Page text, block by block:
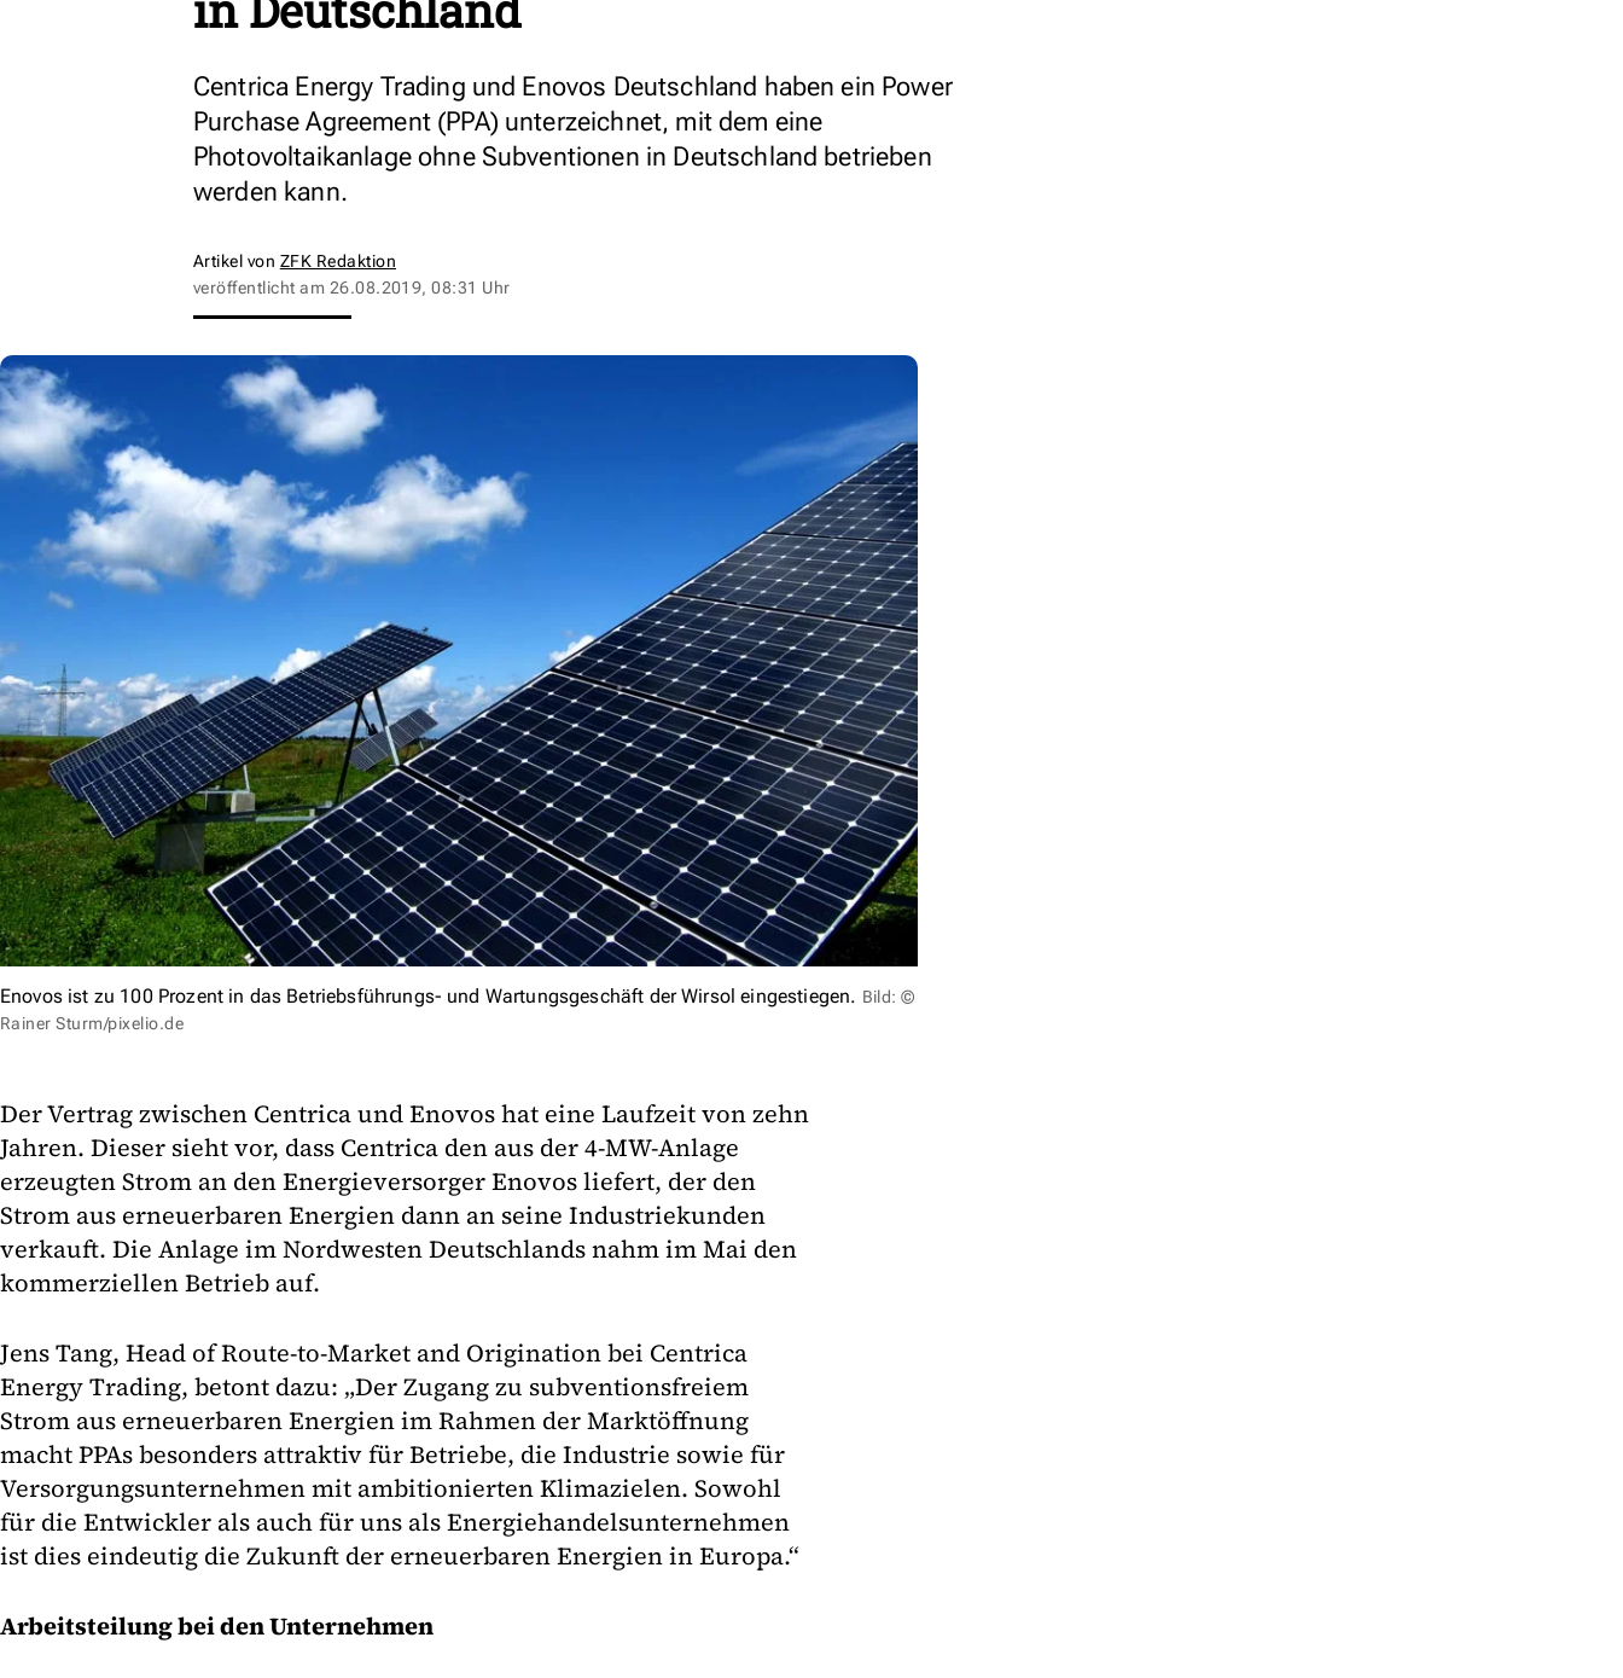
Centrica Energy Trading und Enovos Deutschland haben ein Power
Purchase Agreement (PPA) unterzeichnet, mit dem eine
Photovoltaikanlage ohne Subventionen in Deutschland betrieben
werden kann.
Artikel von ZFK Redaktion
veröffentlicht am 26.08.2019, 08:31 Uhr
Enovos ist zu 100 Prozent in das Betriebsführungs- und Wartungsgeschäft der Wirsol eingestiegen. Bild: ©
Rainer Sturm/pixelio.de
Der Vertrag zwischen Centrica und Enovos hat eine Laufzeit von zehn
Jahren. Dieser sieht vor, dass Centrica den aus der 4-MW-Anlage
erzeugten Strom an den Energieversorger Enovos liefert, der den
Strom aus erneuerbaren Energien dann an seine Industriekunden
verkauft. Die Anlage im Nordwesten Deutschlands nahm im Mai den
kommerziellen Betrieb auf.
Jens Tang, Head of Route-to-Market and Origination bei Centrica
Energy Trading, betont dazu: „Der Zugang zu subventionsfreiem
Strom aus erneuerbaren Energien im Rahmen der Marktöffnung
macht PPAs besonders attraktiv für Betriebe, die Industrie sowie für
Versorgungsunternehmen mit ambitionierten Klimazielen. Sowohl
für die Entwickler als auch für uns als Energiehandelsunternehmen
ist dies eindeutig die Zukunft der erneuerbaren Energien in Europa.“
Arbeitsteilung bei den Unternehmen